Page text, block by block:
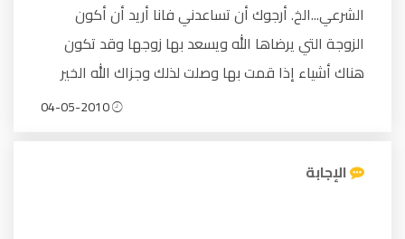
الشرعي...الخ. أرجوك أن تساعدني فانا أريد أن أكون
الزوجة التي يرضاها الله ويسعد بها زوجها وقد تكون
هناك أشياء إذا قمت بها وصلت لذلك وجزاك الله الخير
الإجابة